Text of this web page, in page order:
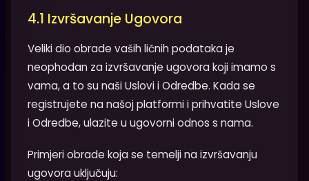
4.1 Izvršavanje Ugovora
Veliki dio obrade vaših ličnih podataka je
neophodan za izvršavanje ugovora koji imamo s
vama, a to su naši Uslovi i Odredbe. Kada se
registrujete na našoj platformi i prihvatite Uslove
i Odredbe, ulazite u ugovorni odnos s nama.
Primjeri obrade koja se temelji na izvršavanju
ugovora uključuju: